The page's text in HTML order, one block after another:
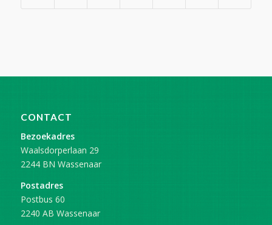
CONTACT
Bezoekadres
Waalsdorperlaan 29
2244 BN Wassenaar
Postadres
Postbus 60
2240 AB Wassenaar